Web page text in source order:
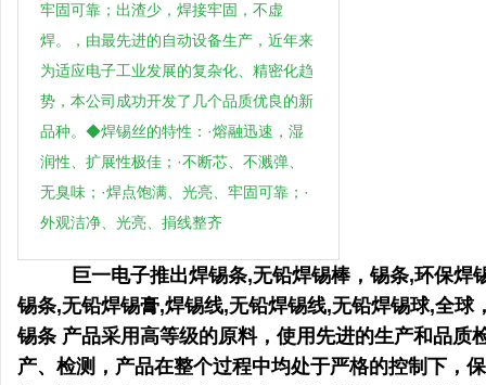
牢固可靠；出渣少，焊接牢固，不虚
焊。，由最先进的自动设备生产，近年来
为适应电子工业发展的复杂化、精密化趋
势，本公司成功开发了几个品质优良的新
品种。◆焊锡丝的特性：·熔融迅速，湿
润性、扩展性极佳；·不断芯、不溅弹、
无臭味；·焊点饱满、光亮、牢固可靠；·
外观洁净、光亮、捐线整齐
巨一电子推出焊锡条,无铅焊锡棒，锡条,环保焊锡
锡条,无铅焊锡膏,焊锡线,无铅焊锡线,无铅焊锡球,全
锡条 产品采用高等级的原料，使用先进的生产和品质
产、检测，产品在整个过程中均处于严格的控制下，